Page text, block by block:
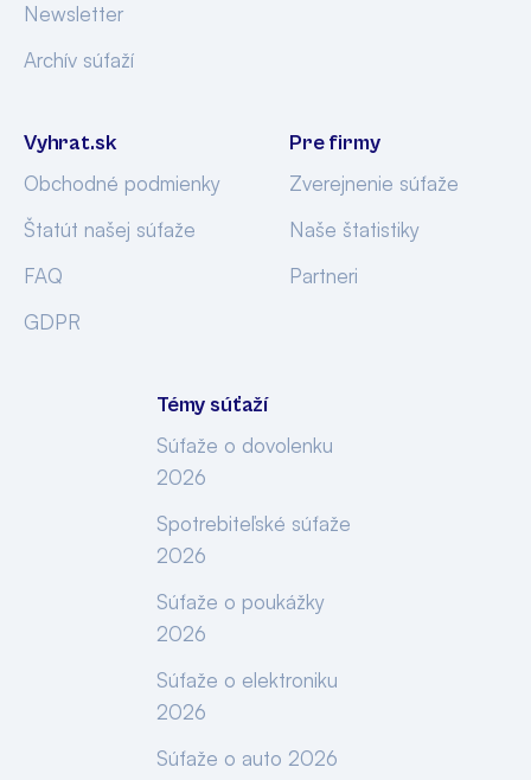
Newsletter
Archív súťaží
Vyhrat.sk
Obchodné podmienky
Štatút našej súťaže
FAQ
GDPR
Pre firmy
Zverejnenie súťaže
Naše štatistiky
Partneri
Témy súťaží
Súťaže o dovolenku
2026
Spotrebiteľské súťaže
2026
Súťaže o poukážky
2026
Súťaže o elektroniku
2026
Súťaže o auto 2026